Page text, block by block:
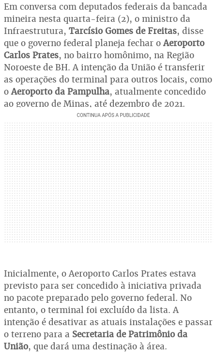
Em conversa com deputados federais da bancada
mineira nesta quarta-feira (2), o ministro da
Infraestrutura, Tarcísio Gomes de Freitas, disse
que o governo federal planeja fechar oAeroporto
Carlos Prates, no bairro homônimo, na Região
Noroeste de BH. A intenção da União é transferir
as operações do terminal para outros locais, como
oAeroporto da Pampulha, atualmente concedido
ao governo de Minas, até dezembro de 2021.
Inicialmente, o Aeroporto Carlos Prates estava
previsto para ser concedido à iniciativa privada
no pacote preparado pelo governo federal. No
entanto, o terminal foi excluído da lista. A
intenção é desativar as atuais instalações e passar
o terreno para a Secretaria de Patrimônio da
União, que dará uma destinação à área.